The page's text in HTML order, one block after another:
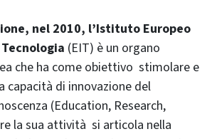
nel 2010, l’Istituto Europeo
(EIT) è un organo
che ha come obiettivo stimolare e
di innovazione del
(Education, Research,
la sua attività si articola nella